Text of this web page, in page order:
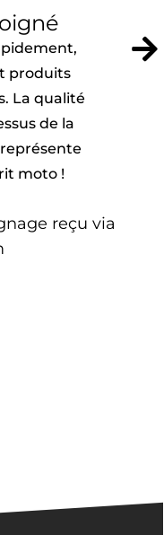
produits
La qualité
de la
moto !
reçu via